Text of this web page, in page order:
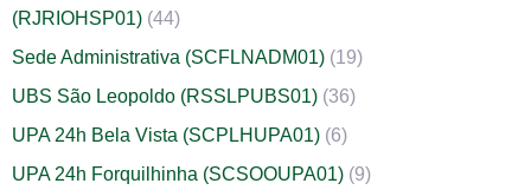
(RJRIOHSP01) (44)
Sede Administrativa (SCFLNADM01) (19)
UBS São Leopoldo (RSSLPUBS01) (36)
UPA 24h Bela Vista (SCPLHUPA01) (6)
UPA 24h Forquilhinha (SCSOOUPA01) (9)